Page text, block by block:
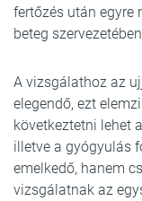
fertőzés után egyre
beteg
A vizsgálathoz az
elegendő, ezt
következtetni lehet
illetve a gyógyulás
emelkedő, hanem
vizsgálatnak az